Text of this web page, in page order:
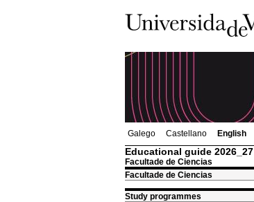
Galego Castellano English
Educational guide 2026_27
Facultade de Ciencias
Facultade de Ciencias
Study programmes